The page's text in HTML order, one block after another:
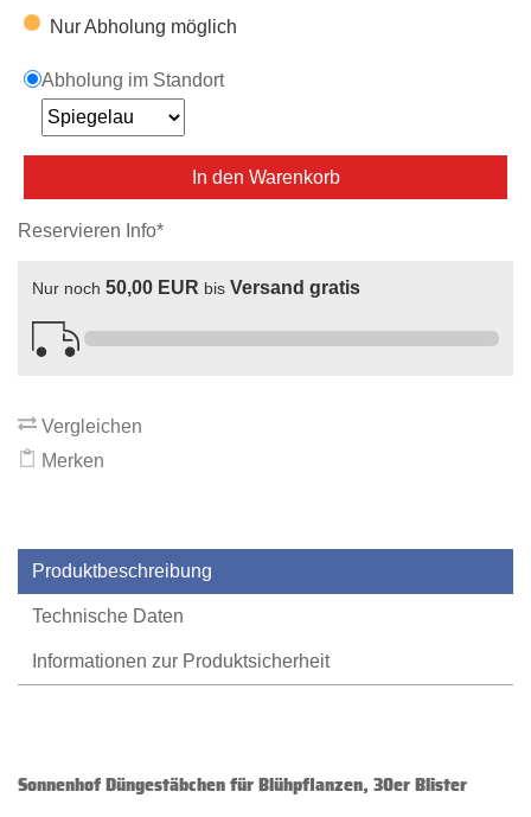
Nur Abholung möglich
Abholung im Standort
In den Warenkorb
Reservieren Info*
Nur noch 50,00 EUR bis Versand gratis
Vergleichen
Merken
Produktbeschreibung
Technische Daten
Informationen zur Produktsicherheit
Sonnenhof Düngestäbchen für Blühpflanzen, 30er Blister